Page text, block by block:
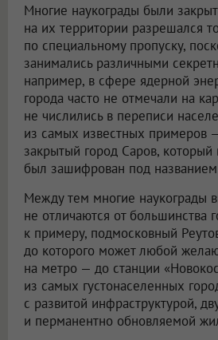
Многие наукограды были
на их территории разрешался
по специальному пропуску,
занимались различными
например, в сфере ядерной
города часто не отмечали на
не числились в переписи
из самых известных примеров
закрытый город Саров, который
был зашифрован под
Между тем многие наукограды
не отличаются от большинства
к примеру, подмосковный
до которого может любой
на метро — до станции
из самых густонаселенных
с развитой инфраструктурой,
и перманентно обновляемой